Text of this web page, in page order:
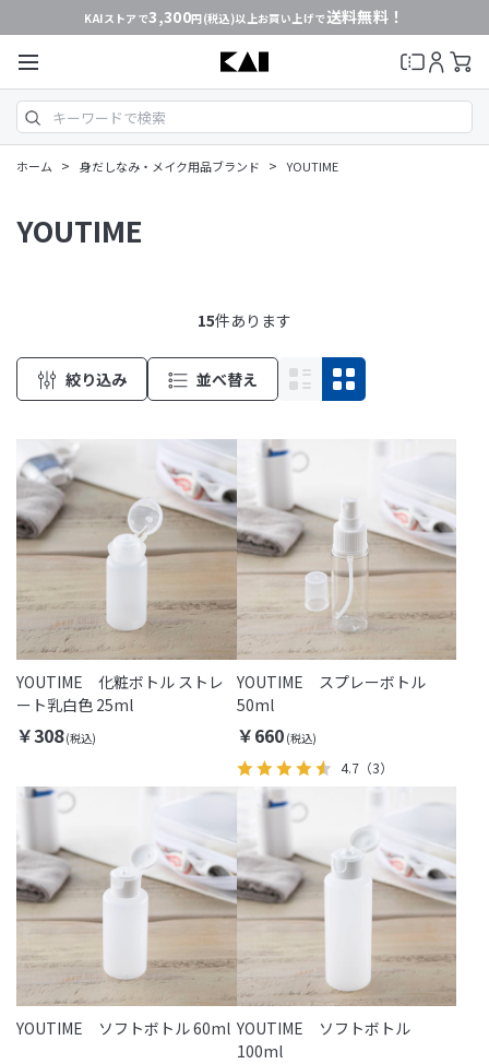
KAIストアで3,300円(税込)以上お買い上げで送料無料！
ホーム > 身だしなみ・メイク用品ブランド > YOUTIME
YOUTIME
15件あります
絞り込み 並べ替え
YOUTIME 化粧ボトル ストレ
ート乳白色 25ml
￥308
YOUTIME スプレーボトル
50ml
￥660
4.7（3）
YOUTIME ソフトボトル 60ml YOUTIME ソフトボトル
100ml